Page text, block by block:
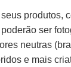
produtos,
ser
neutras
e mais